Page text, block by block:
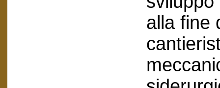
alla fine